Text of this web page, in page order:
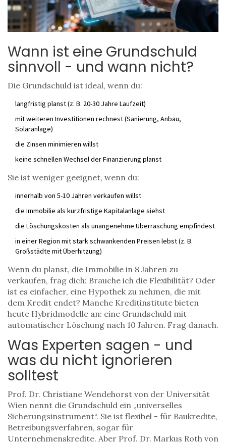
Wann ist eine Grundschuld
sinnvoll - und wann nicht?
Die Grundschuld ist ideal, wenn du:
langfristig planst (z. B. 20-30 Jahre Laufzeit)
mit weiteren Investitionen rechnest (Sanierung, Anbau,
Solaranlage)
die Zinsen minimieren willst
keine schnellen Wechsel der Finanzierung planst
Sie ist weniger geeignet, wenn du:
innerhalb von 5-10 Jahren verkaufen willst
die Immobilie als kurzfristige Kapitalanlage siehst
die Löschungskosten als unangenehme Überraschung empfindest
in einer Region mit stark schwankenden Preisen lebst (z. B.
Großstädte mit Überhitzung)
Wenn du planst, die Immobilie in 8 Jahren zu
verkaufen, frag dich: Brauche ich die Flexibilität? Oder
ist es einfacher, eine Hypothek zu nehmen, die mit
dem Kredit endet? Manche Kreditinstitute bieten
heute Hybridmodelle an: eine Grundschuld mit
automatischer Löschung nach 10 Jahren. Frag danach.
Was Experten sagen - und
was du nicht ignorieren
solltest
Prof. Dr. Christiane Wendehorst von der Universität
Wien nennt die Grundschuld ein „universelles
Sicherungsinstrument“. Sie ist flexibel - für Baukredite,
Betreibungsverfahren, sogar für
Unternehmenskredite. Aber Prof. Dr. Markus Roth von